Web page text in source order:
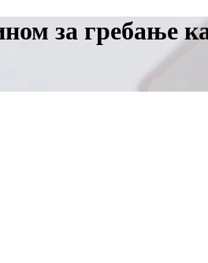
за гребање